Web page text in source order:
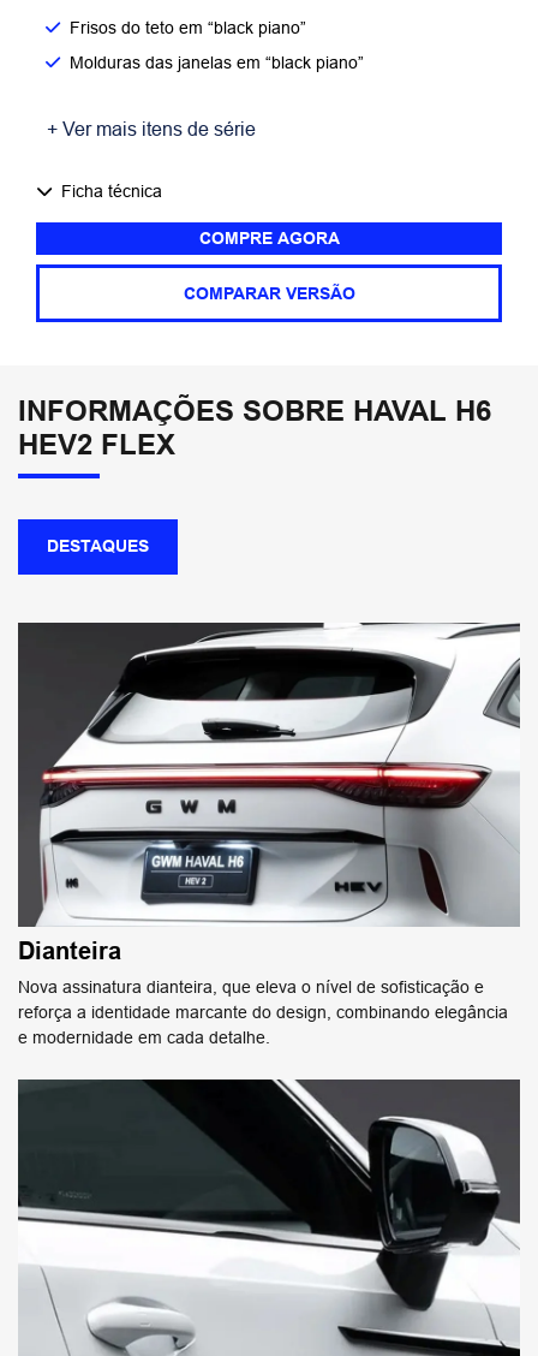
Frisos do teto em “black piano”
Molduras das janelas em “black piano”
+ Ver mais itens de série
Ficha técnica
COMPRE AGORA
COMPARAR VERSÃO
INFORMAÇÕES SOBRE HAVAL H6
HEV2 FLEX
DESTAQUES
Dianteira
Nova assinatura dianteira, que eleva o nível de sofisticação e
reforça a identidade marcante do design, combinando elegância
e modernidade em cada detalhe.